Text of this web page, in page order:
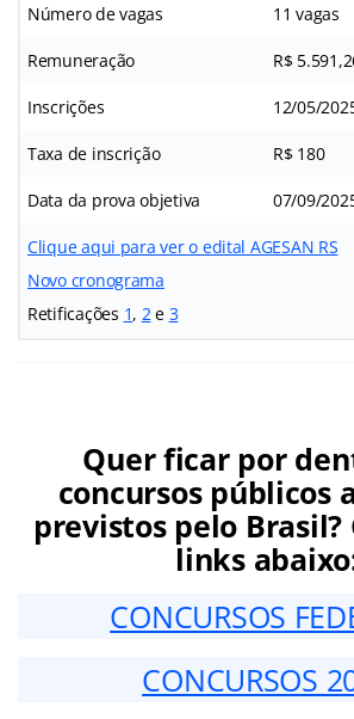
Número de vagas 11 vagas
Remuneração R$
Inscrições 12/05/
Taxa de inscrição R$ 180
Data da prova objetiva 07/09/
Clique aqui para ver o edital AGESAN RS
Novo cronograma
Retificações 1, 2 e 3
Quer ficar por
concursos públicos
previstos pelo Brasil?
links
CONCURSOS
CONCURSOS